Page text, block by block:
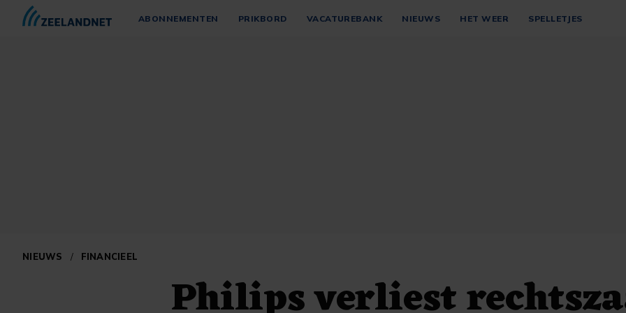
ABONNEMENTEN PRIKBORD VACATUREBANK NIEUWS HET WEER SPELLETJES
NIEUWS / FINANCIEEL